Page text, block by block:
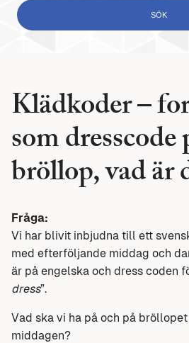
Klädkoder –
som
bröllop, vad är
Fråga:
Vi har blivit inbjudna till ett
med efterföljande middag och
är på engelska och dress coden
dress”.
Vad ska vi ha på och på
middagen?